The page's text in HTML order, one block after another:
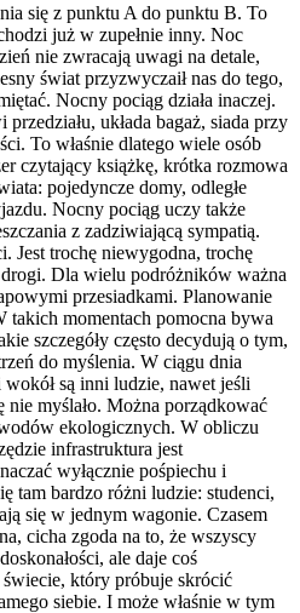
się z punktu A do punktu B. To
już w zupełnie inny. Noc
nie zwracają uwagi na detale,
świat przyzwyczaił nas do tego,
Nocny pociąg działa inaczej.
układa bagaż, siada przy
To właśnie dlatego wiele osób
czytający książkę, krótka rozmowa
pojedyncze domy, odległe
Nocny pociąg uczy także
z zadziwiającą sympatią.
Jest trochę niewygodna, trochę
Dla wielu podróżników ważna
przesiadkami. Planowanie
takich momentach pomocna bywa
szczegóły często decydują o tym,
do myślenia. W ciągu dnia
są inni ludzie, nawet jeśli
myślało. Można porządkować
ekologicznych. W obliczu
infrastruktura jest
wyłącznie pośpiechu i
tam bardzo różni ludzie: studenci,
się w jednym wagonie. Czasem
cicha zgoda na to, że wszyscy
ale daje coś
świecie, który próbuje skrócić
siebie. I może właśnie w tym